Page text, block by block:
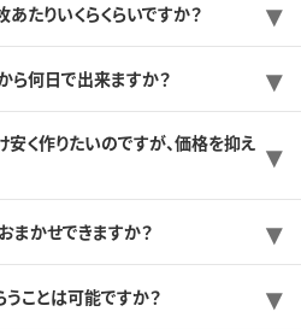
たりいくらくらいですか？
ら何日で出来ますか？
く作りたいのですが、価格を抑え
まかせできますか？
ことは可能ですか？